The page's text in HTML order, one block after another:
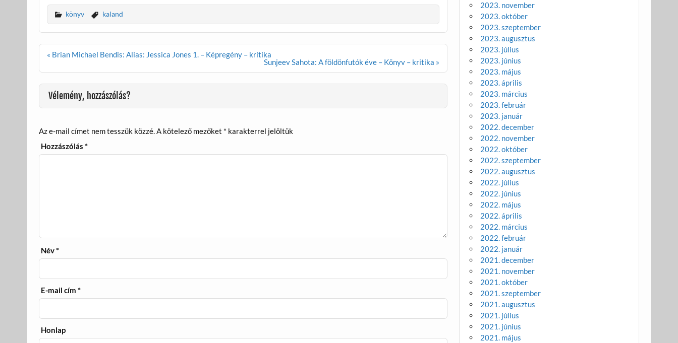
e
b
o
o
k
itt
er
ail
m
e
g
könyv kaland
Bejegyzés
« Brian Michael Bendis: Alias: Jessica Jones 1. – Képregény – kritika
Sunjeev Sahota: A földönfutók éve – Könyv – kritika »
Vélemény, hozzászólás?
Az e-mail címet nem tesszük közzé.A kötelező mezőket * karakterrel jelöltük
Hozzászólás*
Név*
E-mail cím*
Honlap
2023. november
2023. október
2023. szeptember
2023. augusztus
2023. július
2023. június
2023. május
2023. április
2023. március
2023. február
2023. január
2022. december
2022. november
2022. október
2022. szeptember
2022. augusztus
2022. július
2022. június
2022. május
2022. április
2022. március
2022. február
2022. január
2021. december
2021. november
2021. október
2021. szeptember
2021. augusztus
2021. július
2021. június
2021. május